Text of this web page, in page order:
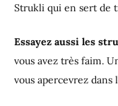
Strukli qui en sert de
Essayez aussi les
vous avez très faim.
vous apercevrez